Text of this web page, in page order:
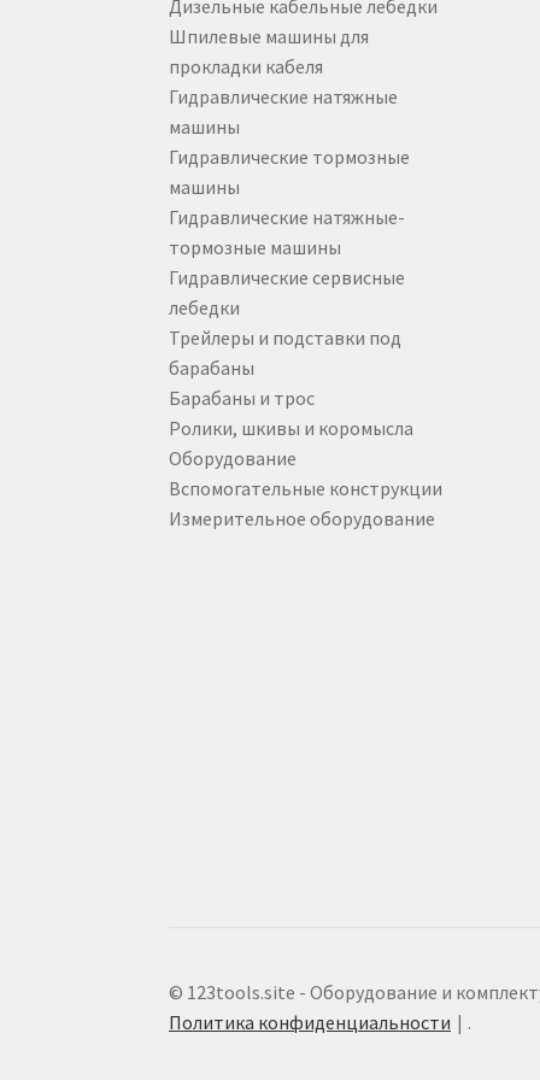
Электрические кабельные лебедки
Дизельные кабельные лебедки
Шпилевые машины для
прокладки кабеля
Гидравлические натяжные
машины
Гидравлические тормозные
машины
Гидравлические натяжные-
тормозные машины
Гидравлические сервисные
лебедки
Трейлеры и подставки под
барабаны
Барабаны и трос
Ролики, шкивы и коромысла
Оборудование
Вспомогательные конструкции
Измерительное оборудование
© 123tools.site - Оборудование и
Политика конфиденциальности
.